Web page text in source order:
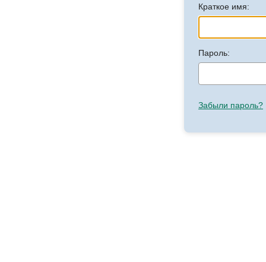
Краткое имя:
Пароль:
Забыли пароль?